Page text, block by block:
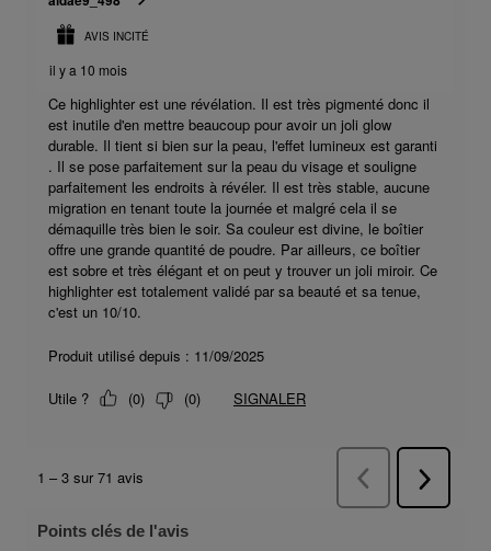
Points clés de l'avis